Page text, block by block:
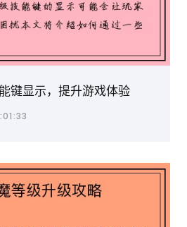
键显示，提升游戏体验